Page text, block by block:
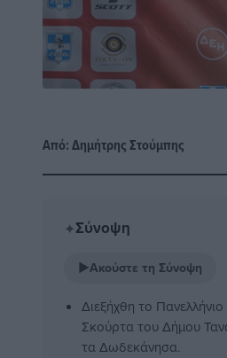
Από:Δημήτρης Στούμπης
✦Σύνοψη
▶Ακούστε τη Σύνοψη
Διεξήχθη το
Σκούρτα του Δήμου
τα Δωδεκάνησα.